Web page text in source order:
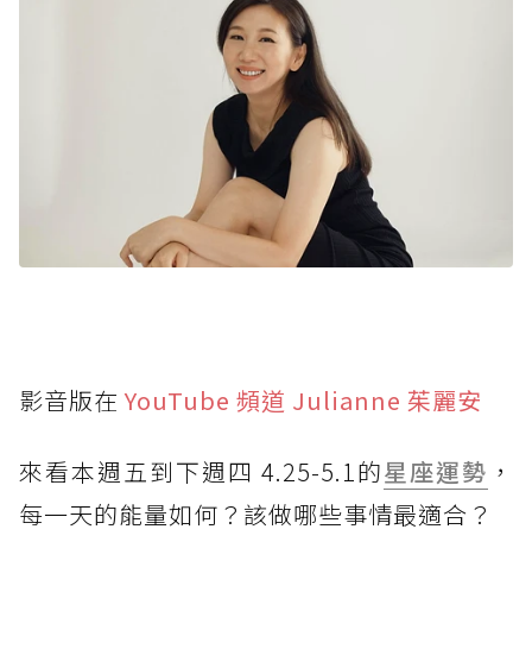
影音版在 YouTube 頻道 Julianne 茱麗安
來看本週五到下週四 4.25-5.1的星座運勢 ，
每一天的能量如何？該做哪些事情最適合？